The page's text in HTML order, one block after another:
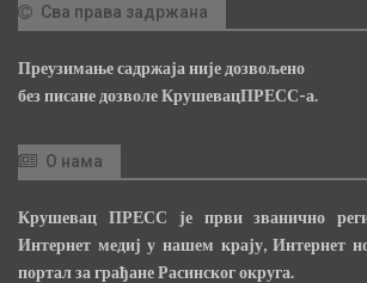
Сва права задржана
Преузимање садржаја није дозвољено
без писане дозволе КрушевацПРЕСС-а.
О нама
Крушевац ПРЕСС је први званично
Интернет медиј у нашем крају, Интернет
портал за грађане Расинског округа.